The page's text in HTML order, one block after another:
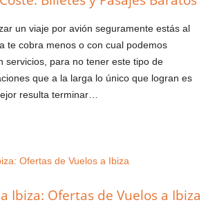
un viaje por avión seguramente estás al
te cobra menos o con cual podemos
servicios, para no tener este tipo de
que a la larga lo único que logran es
resulta terminar…
Ibiza: Ofertas de Vuelos a Ibiza